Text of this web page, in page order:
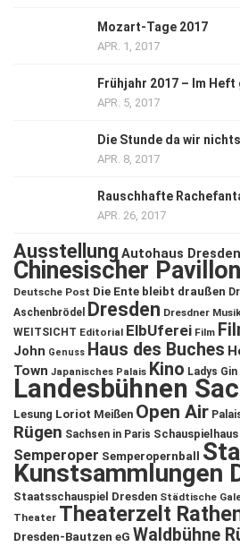
Mozart-Tage 2017
APR. 1, 2017
Frühjahr 2017 – Im
APR. 5, 2017
Die Stunde da wir
APR. 8, 2017
Rauschhafte
APR. 26, 2017
Ausstellung Autohaus Dresden
Chinesischer
Deutsche Post Die Ente bleibt draußen
Aschenbrödel
Dresden Dresdner
WEITSICHT Editorial ElbUferei Film
John Genuss Haus des Buches
Town Japanisches Palais Kino Ladys
Landesbühnen
Lesung Loriot Meißen Open Air
Rügen Sachsen in Paris Schauspielhaus
Semperoper Semperopernball
Kunstsammlungen
Staatsschauspiel Dresden Städtische
Theater Theaterzelt
Dresden-Bautzen eG Waldbühne